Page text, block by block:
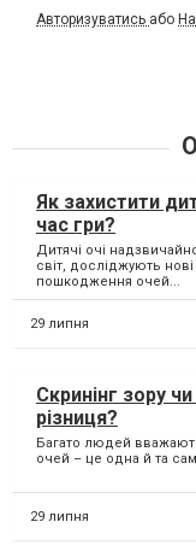
Авторизуватись або
Як захистити
час гри?
Дитячі очі
світ, досліджують
пошкодження очей...
29 липня
Скринінг зору
різниця?
Багато людей
очей – це одна й та
29 липня